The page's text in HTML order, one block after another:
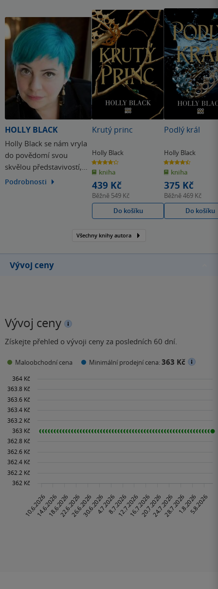
HOLLY BLACK
Holly Black se nám vryla
do povědomí svou
skvělou představivostí,
kterou promítá do svých
Daň peklu.
Podrobnosti
Krutý princ
Holly Black
4.3
z
5
hvězdiček
kniha
439 Kč
Běžně 549 Kč
Do košíku
Podlý král
Holly Black
4.5
z
5
hvězdiček
kniha
375 Kč
Běžně469 Kč
Do košíku
Všechny knihy autora
Vývoj ceny
Vývoj ceny
Získejte přehled o vývoji ceny za posledních 60 dní.
Maloobchodní cena Minimální prodejní cena:363 Kč